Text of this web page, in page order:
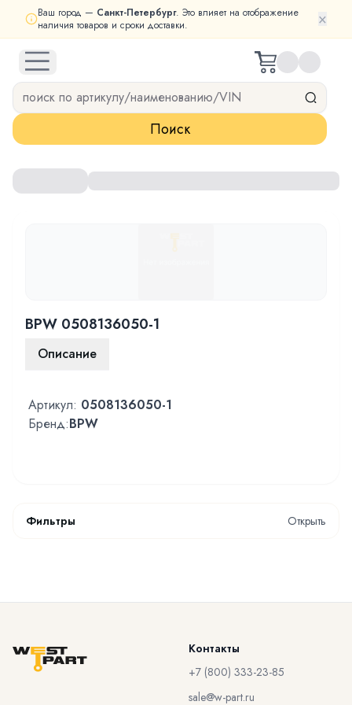
Ваш город — Санкт-Петербург. Это влияет на отображение
наличия товаров и сроки доставки.
×
open navigation menu
Поиск
BPW 0508136050-1
Описание
Артикул: 0508136050-1
Бренд:BPW
Фильтры Открыть
Контакты
+7 (800) 333-23-85
sale@w-part.ru